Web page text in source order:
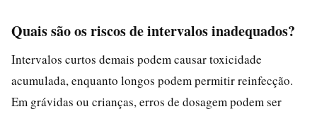
Quais são os riscos de intervalos inadequados?
Intervalos curtos demais podem causar toxicidade
acumulada, enquanto longos podem permitir reinfecção.
Em grávidas ou crianças, erros de dosagem podem ser